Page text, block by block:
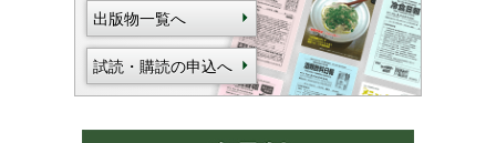
出版物一覧へ
試読・購読の申込へ